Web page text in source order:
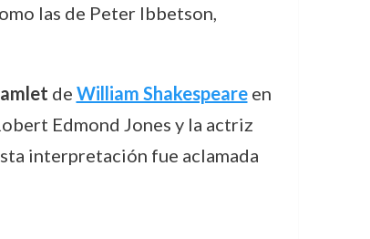
las de Peter Ibbetson,
de William Shakespeareen
Edmond Jones y la actriz
interpretación fue aclamada